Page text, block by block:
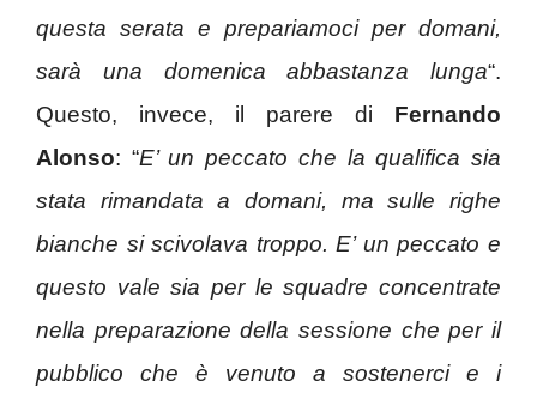
questa serata e prepariamoci per domani,
sarà una domenica abbastanza lunga“.
Questo, invece, il parere di Fernando
Alonso: “E’ un peccato che la qualifica sia
stata rimandata a domani, ma sulle righe
bianche si scivolava troppo. E’ un peccato e
questo vale sia per le squadre concentrate
nella preparazione della sessione che per il
pubblico che è venuto a sostenerci e i